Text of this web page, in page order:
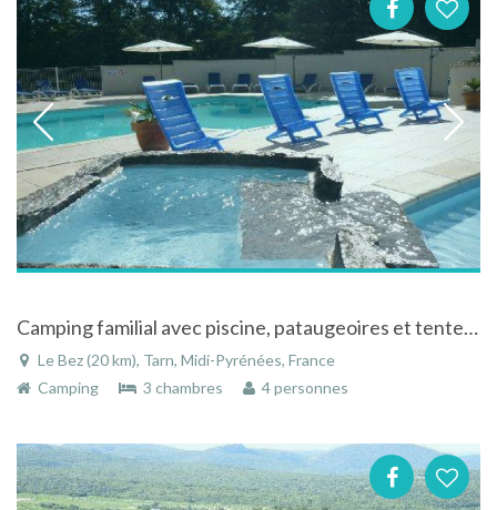
Camping familial avec piscine, pataugeoires et tentes équipées au Bez dans le Tarn en Midi-Pyrénées
Le Bez (20 km), Tarn, Midi-Pyrénées, France
Camping
3 chambres 4 personnes